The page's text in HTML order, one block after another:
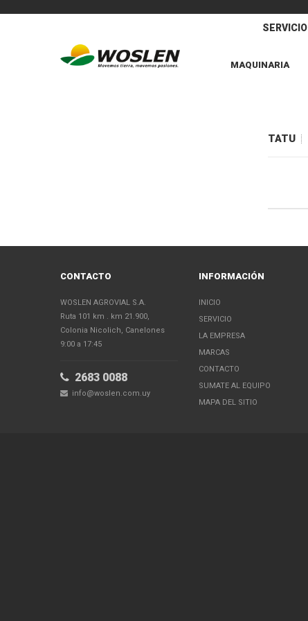
SERVICIO
MAQUINARIA
TATU
CONTACTO
WOSLEN AGROVIAL S.A.
Ruta 101 km . km 21.900,
Colonia Nicolich, Canelones
9:00 a 17:45
2683 0088
info@woslen.com.uy
INFORMACIÓN
INICIO
SERVICIO
LA EMPRESA
MARCAS
CONTACTO
SUMATE AL EQUIPO
MAPA DEL SITIO